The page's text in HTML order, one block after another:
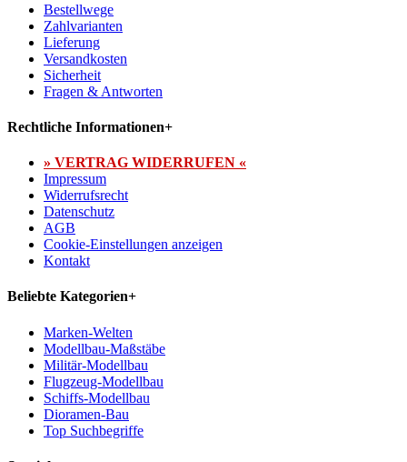
Bestellwege
Zahlvarianten
Lieferung
Versandkosten
Sicherheit
Fragen & Antworten
Rechtliche Informationen+
» VERTRAG WIDERRUFEN «
Impressum
Widerrufsrecht
Datenschutz
AGB
Cookie-Einstellungen anzeigen
Kontakt
Beliebte Kategorien+
Marken-Welten
Modellbau-Maßstäbe
Militär-Modellbau
Flugzeug-Modellbau
Schiffs-Modellbau
Dioramen-Bau
Top Suchbegriffe